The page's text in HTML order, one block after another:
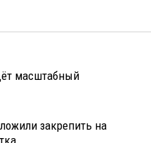
масштабный
закрепить на